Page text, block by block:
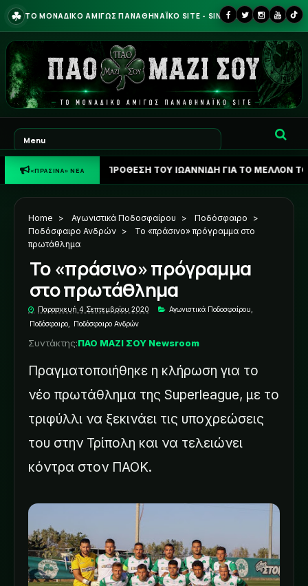
☘ ΤΟ ΜΟΝΑΔΙΚΟ ΑΜΙΓΩΣ ΠΑΝΑΘΗΝΑΪΚΟ SITE - SINCE 2013
«ΠΡΑΣΙΝΑ» ΝΕΑ
Η ΠΡΟΘΕΣΗ ΤΟΥ ΙΩΑΝΝΙΔΗ ΓΙΑ ΤΟ ΜΕΛΛΟΝ ΤΟΥ ☘
Home > Αγωνιστικά Ποδοσφαίρου > Ποδόσφαιρο
>
Ποδόσφαιρο Ανδρών >
Το «πράσινο» πρόγραμμα στο
πρωτάθλημα
Το «πράσινο» πρόγραμμα
στο πρωτάθλημα
Παρασκευή 4 Σεπτεμβρίου 2020 Αγωνιστικά Ποδοσφαίρου
Ποδόσφαιρο
Ποδόσφαιρο Ανδρών
Συντάκτης:ΠΑΟ ΜΑΖΙ ΣΟΥ Newsroom
Πραγματοποιήθηκε η κλήρωση για το
νέο πρωτάθλημα της Superleague, με το
τριφύλλι να ξεκινάει τις υποχρεώσεις
του στην Τρίπολη και να τελειώνει
κόντρα στον ΠΑΟΚ.